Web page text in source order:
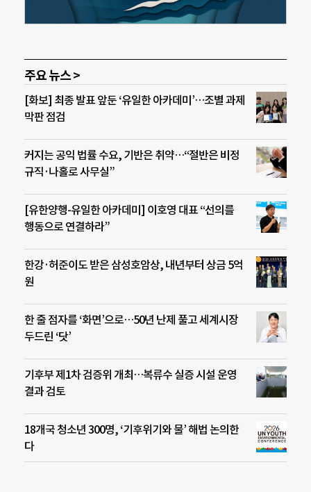
주요 뉴스 >
[화보] 최종 발표 앞둔 ‘유일한 아카데미’…조별 과제
막판 점검
커지는 공익 법률 수요, 기반은 취약…“절반은 비정
규직·나홀로 사무실”
[유한양행-유일한 아카데미] 이호영 대표 “선의를
행동으로 연결하라”
한강·허준이도 받은 삼성호암상, 내년부터 상금 5억
원
한 줄 점자를 ‘화면’으로…50년 난제 풀고 세계시장
두드린 ‘닷’
기후부 제1차 검증위 개최…복류수 실증 시설 운영
결과 검토
18개국 청소년 300명, ‘기후위기와 물’ 해법 논의한
다